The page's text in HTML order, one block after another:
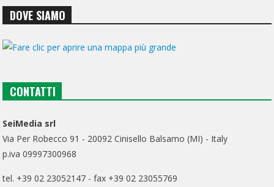
DOVE SIAMO
CONTATTI
SeiMedia srl
Via Per Robecco 91 - 20092 Cinisello Balsamo (MI) - Italy
p.iva 09997300968
tel. +39 02 23052147 - fax +39 02 23055769